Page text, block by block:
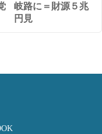
岐路に＝財源５兆
円見